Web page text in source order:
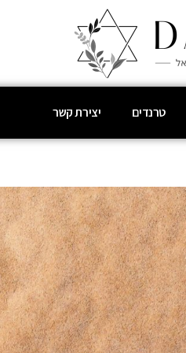
טרנדים יצירת קשר